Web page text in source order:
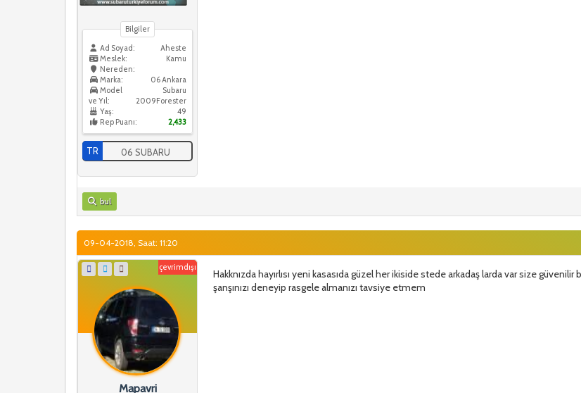
Bilgiler
Ad Soyad:
Aheste
Meslek:
Kamu
Nereden:
06 Ankara
Marka:
Subaru
Model
ve Yıl:
2009Forester
Yaş:
49
Rep Puanı:
2,433
TR 06 SUBARU
bul
09-04-2018, Saat: 11:20
çevrimdışı
Mapavri
Hakknızda hayırlısı yeni kasasıda güzel her ikiside stede arkadaş larda var size
şanşınızı deneyip rasgele almanızı tavsiye etmem